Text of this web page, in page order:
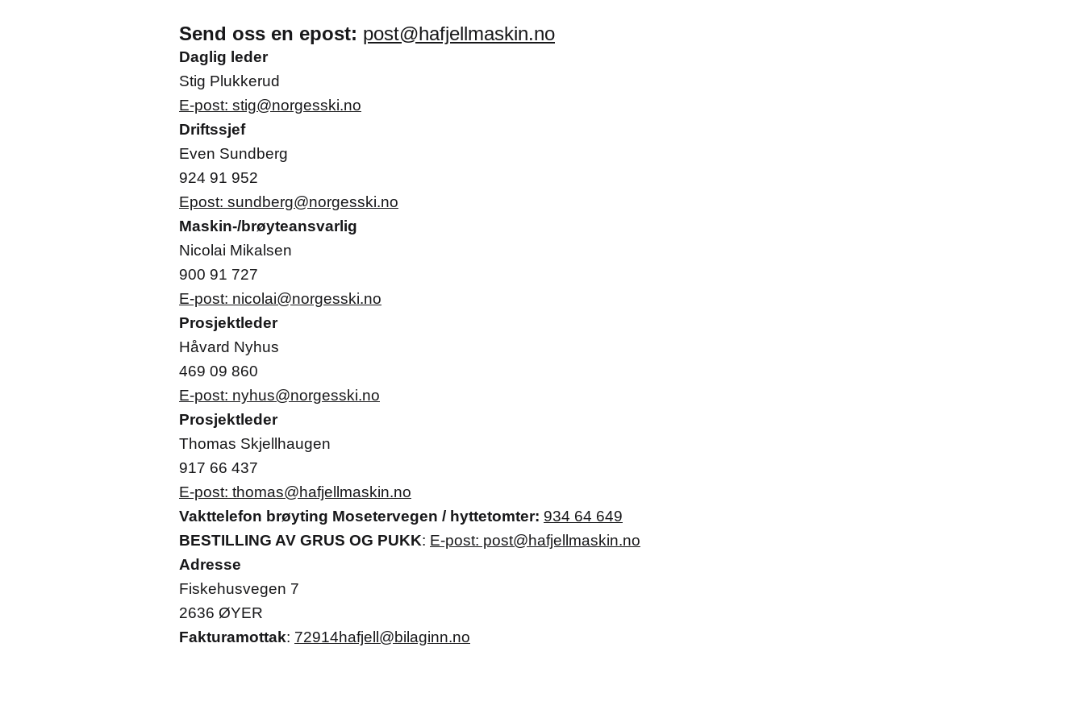
Send oss en epost: post@hafjellmaskin.no
Daglig leder
Stig Plukkerud
E-post: stig@norgesski.no
Driftssjef
Even Sundberg
924 91 952
Epost: sundberg@norgesski.no
Maskin-/brøyteansvarlig
Nicolai Mikalsen
900 91 727
E-post: nicolai@norgesski.no
Prosjektleder
Håvard Nyhus
469 09 860
E-post: nyhus@norgesski.no
Prosjektleder
Thomas Skjellhaugen
917 66 437
E-post: thomas@hafjellmaskin.no
Vakttelefon brøyting Mosetervegen / hyttetomter: 934 64 649
BESTILLING AV GRUS OG PUKK: E-post: post@hafjellmaskin.no
Adresse
Fiskehusvegen 7
2636 ØYER
Fakturamottak: 72914hafjell@bilaginn.no